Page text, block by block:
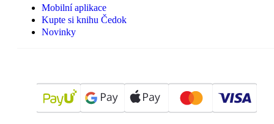
Mobilní aplikace
Kupte si knihu Čedok
Novinky